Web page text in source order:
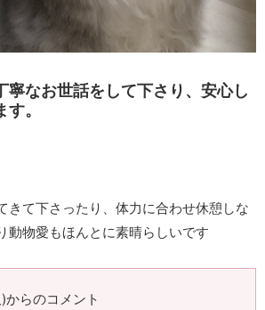
寧なお世話をして下さり、安心し
。
きて下さったり、体力に合わせ休憩しな
動物愛もほんとに素晴らしいです
)からのコメント